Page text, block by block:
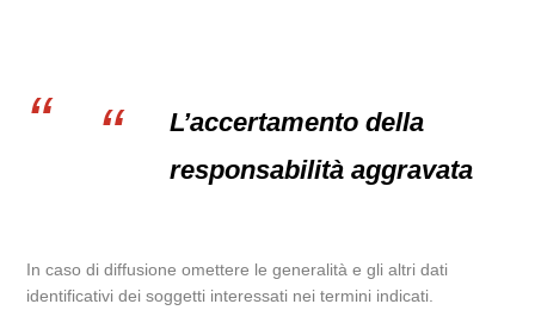
L’accertamento della
responsabilità aggravata
In caso di diffusione omettere le generalità e gli altri dati
identificativi dei soggetti interessati nei termini indicati.